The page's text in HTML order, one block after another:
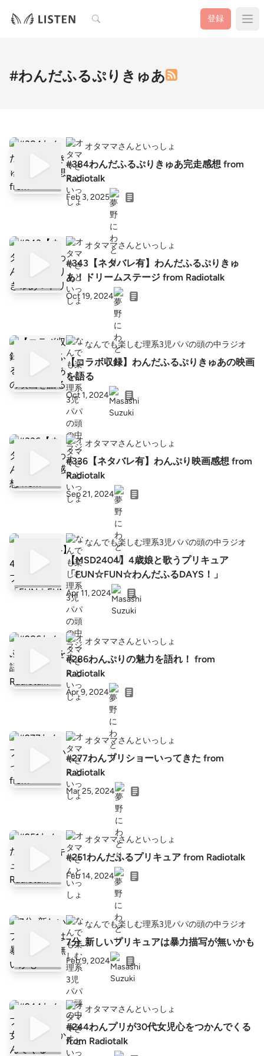
検索 登録
#わんだふるぷりきゅあ
オタママさんといっしょ
#384わんだふるぷりきゅあ完走感想 from
Radiotalk
Feb 3, 2025
オタママさんといっしょ
#343【ネタバレ有】わんだふるぷりきゅ
あ！ドリームステージ from Radiotalk
Oct 19, 2024
なんでも楽しむ理系3児パパの頭の中ラジオ
【コラボ収録】わんだふるぷりきゅあの映画
を語る
Oct 1, 2024
オタママさんといっしょ
#336【ネタバレ有】わんぷり映画感想 from
Radiotalk
Sep 21, 2024
なんでも楽しむ理系3児パパの頭の中ラジオ
【MSD2404】4歳娘と歌うプリキュア
「FUN☆FUN☆わんだふるDAYS！」
Apr 11, 2024
オタママさんといっしょ
#286わんぷりの魅力を語れ！ from
Radiotalk
Apr 9, 2024
オタママさんといっしょ
#277わんプリショーいってきた from
Radiotalk
Mar 25, 2024
オタママさんといっしょ
#251わんだふるプリキュア from Radiotalk
Feb 14, 2024
なんでも楽しむ理系3児パパの頭の中ラジオ
7分_新しいプリキュアは暴力描写が無いかも
Feb 9, 2024
オタママさんといっしょ
#244わんプリが30代女児心をつかんでくる
from Radiotalk